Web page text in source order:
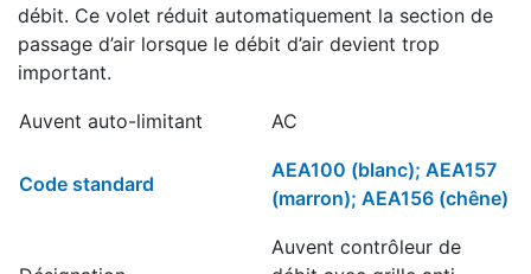
débit. Ce volet réduit automatiquement la section de
passage d’air lorsque le débit d’air devient trop
important.
Auvent auto-limitant AC
Code standard
AEA100 (blanc); AEA157
(marron); AEA156 (chêne)
Auvent contrôleur de